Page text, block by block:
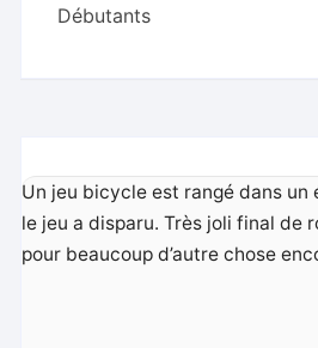
Débutants
Un jeu bicycle est rangé dans un
le jeu a disparu. Très joli final de
pour beaucoup d’autre chose